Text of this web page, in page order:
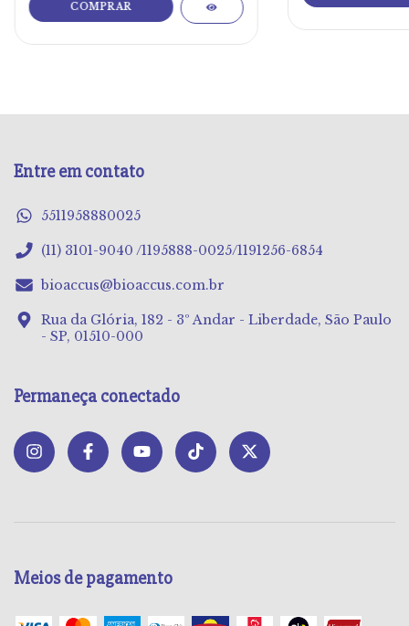
Entre em contato
5511958880025
(11) 3101-9040 /1195888-0025/1191256-6854
bioaccus@bioaccus.com.br
Rua da Glória, 182 - 3º Andar - Liberdade, São Paulo
- SP, 01510-000
Permaneça conectado
Meios de pagamento